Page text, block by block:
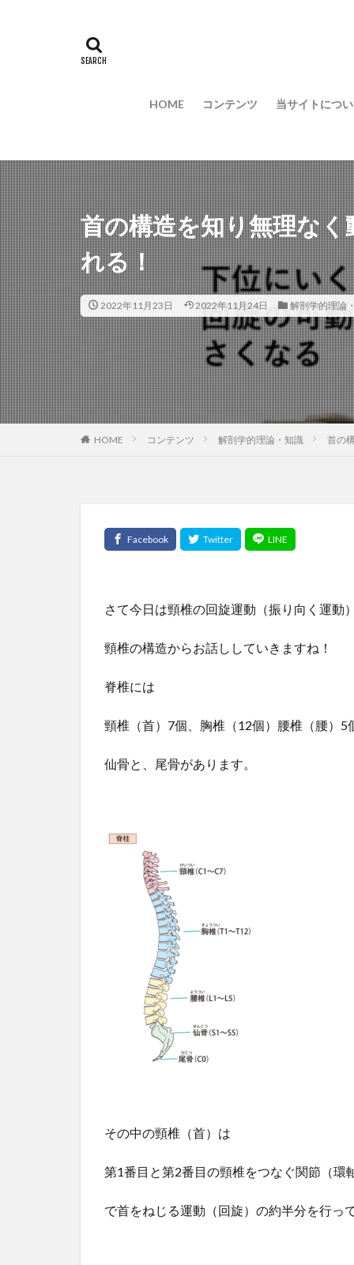
HOME コンテンツ 当サイトにつ
首の構造を知り無理な
れる！
2022年11月23日 2022年11月24日 解剖学的理論
HOME コンテンツ 解剖学的理論・知識 首の
さて今日は頸椎の回旋運動（振り向く運動
頸椎の構造からお話ししていきますね！
脊椎には
頸椎（首）7個、胸椎（12個）腰椎（腰）5
仙骨と、尾骨があります。
その中の頸椎（首）は
第1番目と第2番目の頸椎をつなぐ関節（環
で首をねじる運動（回旋）の約半分を行っ